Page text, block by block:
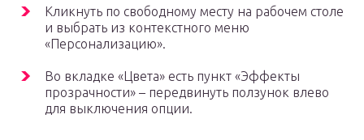
Кликнуть по свободному месту на рабочем столе
и выбрать из контекстного меню
«Персонализацию».
Во вкладке «Цвета» есть пункт «Эффекты
прозрачности» – передвинуть ползунок влево
для выключения опции.